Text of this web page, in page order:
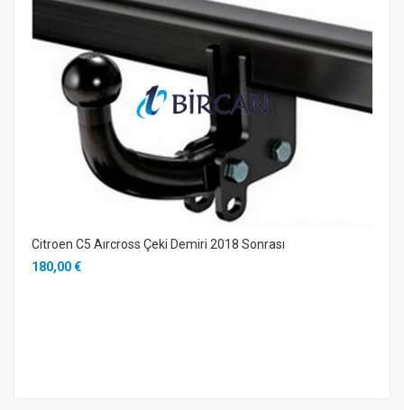
Citroen C5 Aırcross Çeki Demiri 2018 Sonrası
180,00 €